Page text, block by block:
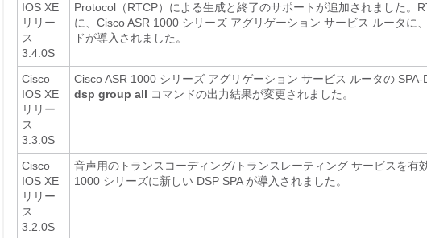
IOS XE
リリー
ス
3.4.0S
Protocol（RTCP）による生成と終了のサポートが追加されました。
に、Cisco ASR 1000 シリーズ アグリゲーション サービス ルータに、
ドが導入されました。
Cisco
IOS XE
リリー
ス
3.3.0S
Cisco ASR 1000 シリーズ アグリゲーション サービス ルータの SPA-
dsp group all コマンドの出力結果が変更されました。
Cisco
IOS XE
リリー
ス
3.2.0S
音声用のトランスコーディング/トランスレーティング サービスを有
1000 シリーズに新しい DSP SPA が導入されました。